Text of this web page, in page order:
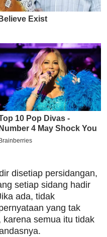
disetiap persidangan,
setiap sidang hadir
ada, tidak
yang tak
semua itu tidak